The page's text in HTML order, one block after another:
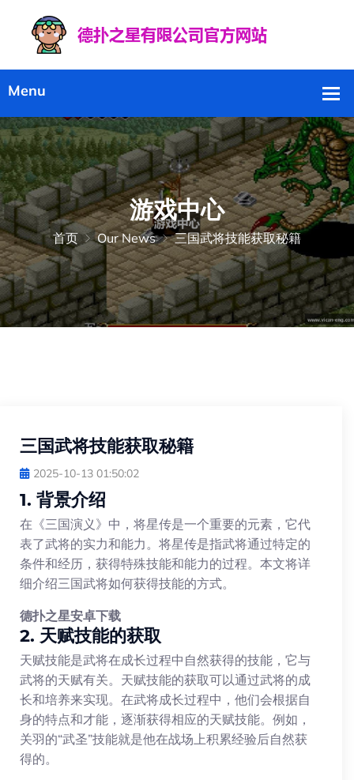
游戏中心
首页 Our News 三国武将技能获取秘籍
三国武将技能获取秘籍
2025-10-13 01:50:02
1. 背景介绍
在《三国演义》中，将星传是一个重要的元素，它代
表了武将的实力和能力。将星传是指武将通过特定的
条件和经历，获得特殊技能和能力的过程。本文将详
细介绍三国武将如何获得技能的方式。
德扑之星安卓下载
2. 天赋技能的获取
天赋技能是武将在成长过程中自然获得的技能，它与
武将的天赋有关。天赋技能的获取可以通过武将的成
长和培养来实现。在武将成长过程中，他们会根据自
身的特点和才能，逐渐获得相应的天赋技能。例如，
关羽的“武圣”技能就是他在战场上积累经验后自然获
得的。